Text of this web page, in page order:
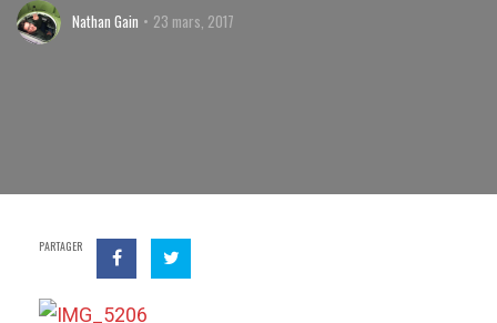
Nathan Gain 23 mars, 2017
PARTAGER